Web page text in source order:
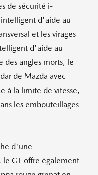
de sécurité i-
intelligent d'aide au
et les virages
d'aide au
des angles morts, le
de Mazda avec
à la limite de vitesse,
les embouteillages
d'une
GT offre également